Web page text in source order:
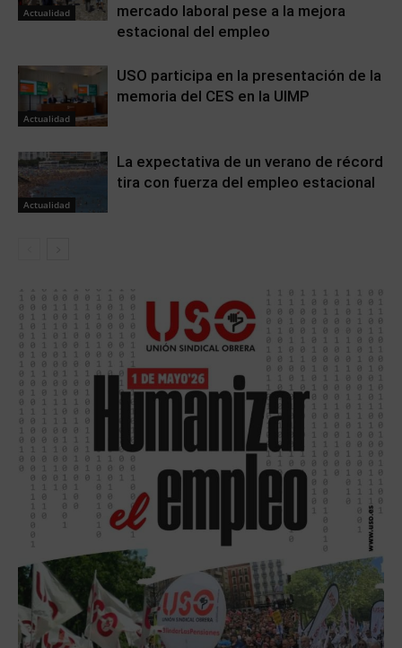
Actualidad
mercado laboral pese a la mejora
estacional del empleo
Actualidad
USO participa en la presentación de la
memoria del CES en la UIMP
Actualidad
La expectativa de un verano de récord
tira con fuerza del empleo estacional